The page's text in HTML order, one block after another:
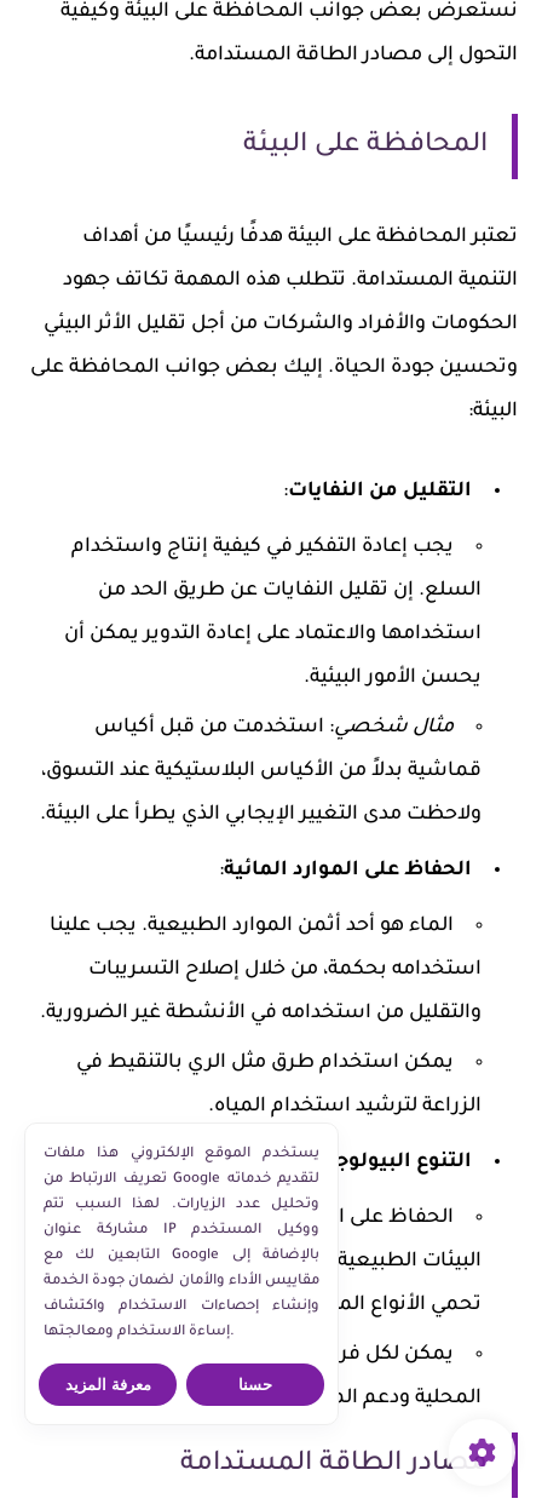
نستعرض بعض جوانب المحافظة على البيئة وكيفية
التحول إلى مصادر الطاقة المستدامة.
المحافظة على البيئة
تعتبر المحافظة على البيئة هدفًا رئيسيًا من أهداف
التنمية المستدامة. تتطلب هذه المهمة تكاتف جهود
الحكومات والأفراد والشركات من أجل تقليل الأثر البيئي
وتحسين جودة الحياة. إليك بعض جوانب المحافظة على
البيئة:
التقليل من النفايات:
يجب إعادة التفكير في كيفية إنتاج واستخدام
السلع. إن تقليل النفايات عن طريق الحد من
استخدامها والاعتماد على إعادة التدوير يمكن أن
يحسن الأمور البيئية.
مثال شخصي: استخدمت من قبل أكياس
قماشية بدلاً من الأكياس البلاستيكية عند التسوق،
ولاحظت مدى التغيير الإيجابي الذي يطرأ على البيئة.
الحفاظ على الموارد المائية:
الماء هو أحد أثمن الموارد الطبيعية. يجب علينا
استخدامه بحكمة، من خلال إصلاح التسريبات
والتقليل من استخدامه في الأنشطة غير الضرورية.
يمكن استخدام طرق مثل الري بالتنقيط في
الزراعة لترشيد استخدام المياه.
التنوع البيولوجي :
الحفاظ على التنوع البيولوجي يسهم في استدامة
البيئات الطبيعية. يجب علينا دعم المبادرات التي
تحمي الأنواع المهددة بالانقراض وموائلها.
يمكن لكل فرد المشاركة من خلال زراعة النباتات
المحلية ودعم المبادرات البيئية.
مصادر الطاقة المستدامة
يستخدم الموقع الإلكتروني هذا ملفات
تعريف الارتباط من Google لتقديم خدماته
وتحليل عدد الزيارات. لهذا السبب تتم
مشاركة عنوان IP ووكيل المستخدم
التابعين لك مع Google بالإضافة إلى
مقاييس الأداء والأمان لضمان جودة الخدمة
وإنشاء إحصاءات الاستخدام واكتشاف
إساءة الاستخدام ومعالجتها.
معرفة المزيد حسنا